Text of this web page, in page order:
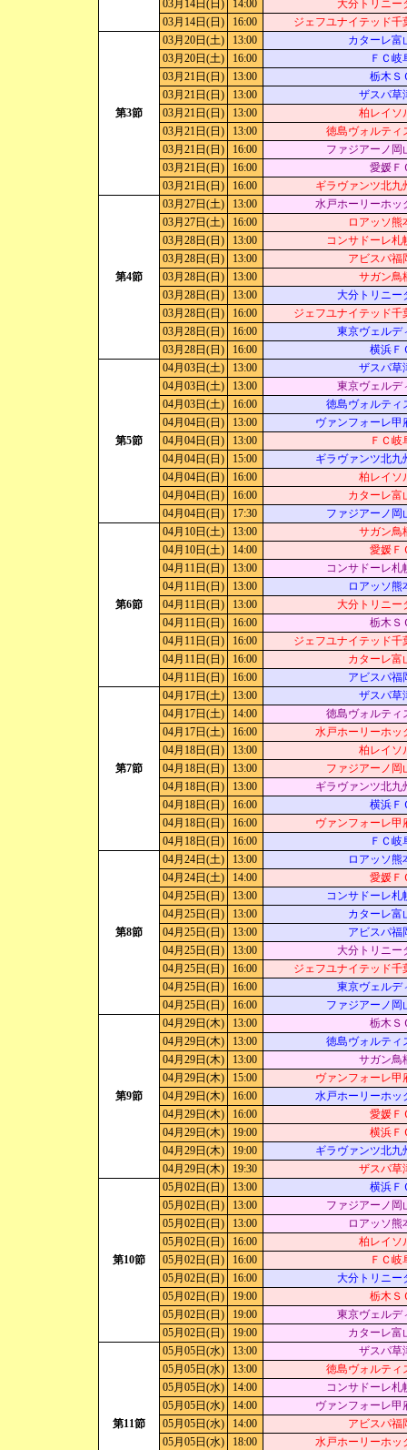
03月14日(日)
14:00
大分トリニー
03月14日(日)
16:00 ジェフユナイテッド千
第3節
03月20日(土) 13:00
カターレ富
03月20日(土)
16:00
ＦＣ岐
03月21日(日)
13:00
栃木Ｓ
03月21日(日)
13:00
ザスパ草
03月21日(日)
13:00
柏レイソ
03月21日(日)
13:00
徳島ヴォルティ
03月21日(日)
16:00
ファジアーノ岡
03月21日(日)
16:00
愛媛Ｆ
03月21日(日)
16:00 ギラヴァンツ北九
第4節
03月27日(土) 13:00
水戸ホーリーホッ
03月27日(土)
16:00
ロアッソ熊
03月28日(日)
13:00
コンサドーレ札
03月28日(日)
13:00
アビスパ福
03月28日(日)
13:00
サガン鳥
03月28日(日)
13:00
大分トリニー
03月28日(日)
16:00
ジェフユナイテッド千
03月28日(日)
16:00
東京ヴェルデ
03月28日(日)
16:00 横浜Ｆ
第5節
04月03日(土) 13:00
ザスパ草
04月03日(土)
13:00
東京ヴェルデ
04月03日(土)
16:00
徳島ヴォルティ
04月04日(日)
13:00
ヴァンフォーレ甲
04月04日(日)
13:00
ＦＣ岐
04月04日(日)
15:00
ギラヴァンツ北九
04月04日(日)
16:00
柏レイソ
04月04日(日)
16:00
カターレ富
04月04日(日)
17:30 ファジアーノ岡
第6節
04月10日(土) 13:00
サガン鳥
04月10日(土)
14:00
愛媛Ｆ
04月11日(日)
13:00
コンサドーレ札
04月11日(日)
13:00
ロアッソ熊
04月11日(日)
13:00
大分トリニー
04月11日(日)
16:00
栃木Ｓ
04月11日(日)
16:00
ジェフユナイテッド千
04月11日(日)
16:00
カターレ富
04月11日(日)
16:00 アビスパ福
第7節
04月17日(土) 13:00
ザスパ草
04月17日(土)
14:00
徳島ヴォルティ
04月17日(土)
16:00
水戸ホーリーホッ
04月18日(日)
13:00
柏レイソ
04月18日(日)
13:00
ファジアーノ岡
04月18日(日)
13:00
ギラヴァンツ北九
04月18日(日)
16:00
横浜Ｆ
04月18日(日)
16:00
ヴァンフォーレ甲
04月18日(日)
16:00 ＦＣ岐
第8節
04月24日(土) 13:00
ロアッソ熊
04月24日(土)
14:00
愛媛Ｆ
04月25日(日)
13:00
コンサドーレ札
04月25日(日)
13:00
カターレ富
04月25日(日)
13:00
アビスパ福
04月25日(日)
13:00
大分トリニー
04月25日(日)
16:00
ジェフユナイテッド千
04月25日(日)
16:00
東京ヴェルデ
04月25日(日)
16:00 ファジアーノ岡
第9節
04月29日(木) 13:00
栃木Ｓ
04月29日(木)
13:00
徳島ヴォルティ
04月29日(木)
13:00
サガン鳥
04月29日(木)
15:00
ヴァンフォーレ甲
04月29日(木)
16:00
水戸ホーリーホッ
04月29日(木)
16:00
愛媛Ｆ
04月29日(木)
19:00
横浜Ｆ
04月29日(木)
19:00
ギラヴァンツ北九
04月29日(木)
19:30 ザスパ草
第10節
05月02日(日) 13:00
横浜Ｆ
05月02日(日)
13:00
ファジアーノ岡
05月02日(日)
13:00
ロアッソ熊
05月02日(日)
16:00
柏レイソ
05月02日(日)
16:00
ＦＣ岐
05月02日(日)
16:00
大分トリニー
05月02日(日)
19:00
栃木Ｓ
05月02日(日)
19:00
東京ヴェルデ
05月02日(日)
19:00 カターレ富
第11節
05月05日(水) 13:00
ザスパ草
05月05日(水)
13:00
徳島ヴォルティ
05月05日(水)
14:00
コンサドーレ札
05月05日(水)
14:00
ヴァンフォーレ甲
05月05日(水)
14:00
アビスパ福
05月05日(水)
18:00 水戸ホーリーホッ